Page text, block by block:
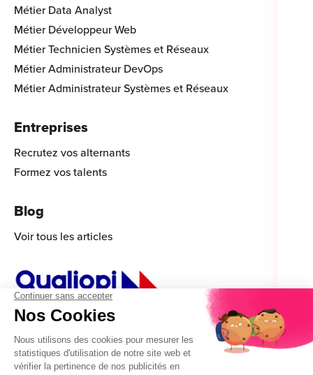
Métier Data Analyst
Métier Développeur Web
Métier Technicien Systèmes et Réseaux
Métier Administrateur DevOps
Métier Administrateur Systèmes et Réseaux
Entreprises
Recrutez vos alternants
Formez vos talents
Blog
Voir tous les articles